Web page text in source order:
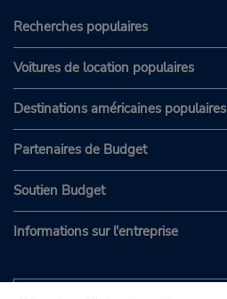
Recherches populaires
Voitures de location populaires
Destinations américaines populaires
Partenaires de Budget
Soutien Budget
Informations sur l'entreprise